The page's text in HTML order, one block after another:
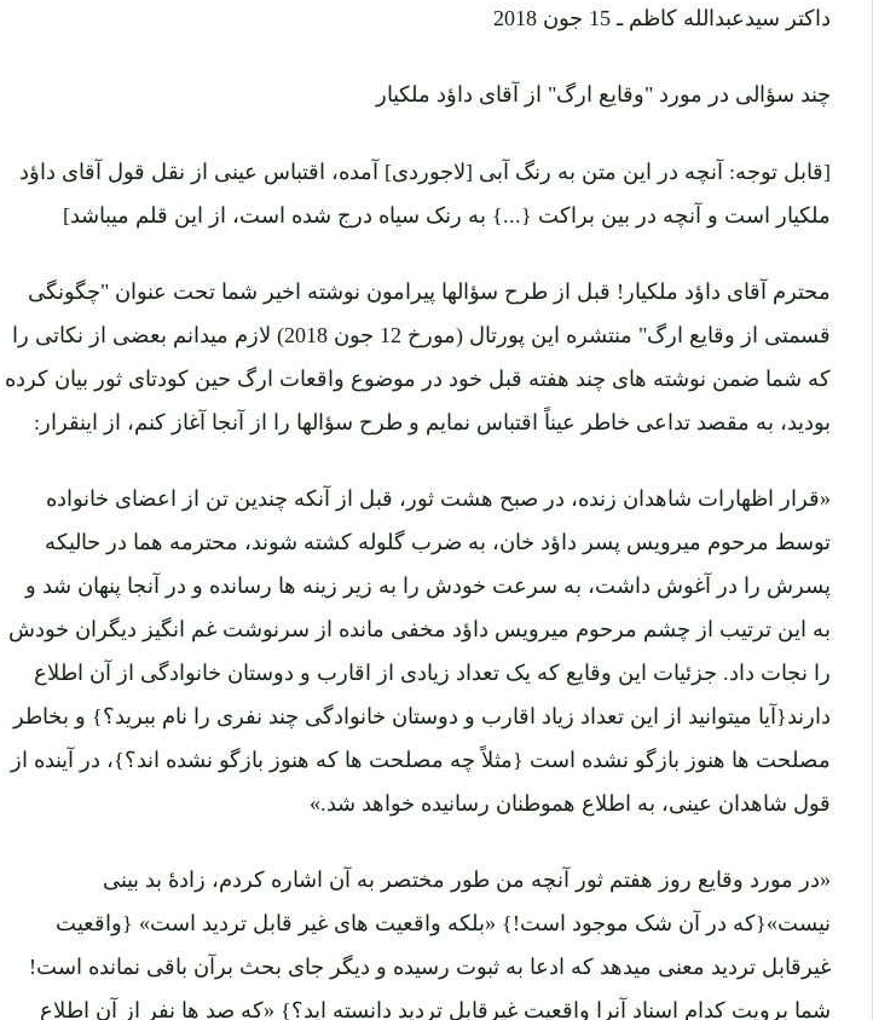
داکتر سیدعبدالله کاظم ـ 15 جون 2018
چند سؤالی در مورد "وقایع ارگ" از آقای داؤد ملکیار
[قابل توجه: آنچه در این متن به رنگ آبی [لاجوردی] آمده، اقتباس عینی از نقل قول آقای داؤد
ملکیار است و آنچه در بین براکت {...} به رنک سیاه درج شده است، از این قلم میباشد]
محترم آقای داؤد ملکیار! قبل از طرح سؤالها پیرامون نوشته اخیر شما تحت عنوان "چگونگی
قسمتی از وقایع ارگ" منتشره این پورتال (مورخ 12 جون 2018) لازم میدانم بعضی از نکاتی را
که شما ضمن نوشته های چند هفته قبل خود در موضوع واقعات ارگ حین کودتای ثور بیان کرده
بودید، به مقصد تداعی خاطر عیناً اقتباس نمایم و طرح سؤالها را از آنجا آغاز کنم، از اینقرار:
«قرار اظهارات شاهدان زنده، در صبح هشت ثور، قبل از آنکه چندین تن از اعضای خانواده
توسط مرحوم میرویس پسر داؤد خان، به ضرب گلوله کشته شوند، محترمه هما در حالیکه
پسرش را در آغوش داشت، به سرعت خودش را به زیر زینه ها رسانده و در آنجا پنهان شد و
به این ترتیب از چشم مرحوم میرویس داؤد مخفی مانده از سرنوشت غم انگیز دیگران خودش
را نجات داد. جزئیات این وقایع که یک تعداد زیادی از اقارب و دوستان خانوادگی از آن اطلاع
دارند{آیا میتوانید از این تعداد زیاد اقارب و دوستان خانوادگی چند نفری را نام ببرید؟} و بخاطر
مصلحت ها هنوز بازگو نشده است {مثلاً چه مصلحت ها که هنوز بازگو نشده اند؟}، در آینده از
قول شاهدان عینی، به اطلاع هموطنان رسانیده خواهد شد.»
«در مورد وقایع روز هفتم ثور آنچه من طور مختصر به آن اشاره کردم، زادهٔ بد بینی
نیست»{که در آن شک موجود است!} «بلکه واقعیت های غیر قابل تردید است» {واقعیت
غیرقابل تردید معنی میدهد که ادعا به ثبوت رسیده و دیگر جای بحث برآن باقی نمانده است!
شما برویت کدام اسناد آنرا واقعیت غیرقابل تردید دانسته اید؟} «که صد ها نفر از آن اطلاع